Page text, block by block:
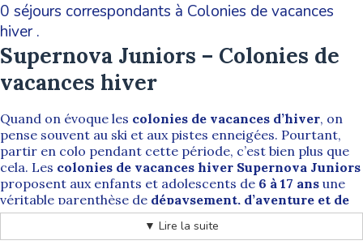
0 séjours correspondants à Colonies de vacances
hiver .
Supernova Juniors – Colonies de
vacances hiver
Quand on évoque les colonies de vacances d’hiver, on
pense souvent au ski et aux pistes enneigées. Pourtant,
partir en colo pendant cette période, c’est bien plus que
cela. Les colonies de vacances hiver Supernova Juniors
proposent aux enfants et adolescents de 6 à 17 ans une
véritable parenthèse de dépaysement, d’aventure et de
vie collective, au cœur de la montagne.
▼ Lire la suite